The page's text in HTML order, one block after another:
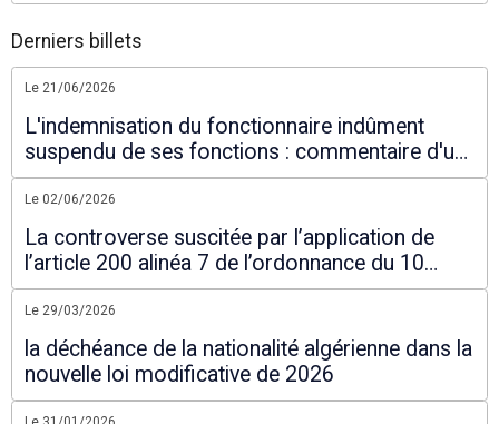
Derniers billets
Le 21/06/2026
L'indemnisation du fonctionnaire indûment
suspendu de ses fonctions : commentaire d'un
arrêt du Conseil d'Etat
Le 02/06/2026
La controverse suscitée par l’application de
l’article 200 alinéa 7 de l’ordonnance du 10
mars 2021
Le 29/03/2026
la déchéance de la nationalité algérienne dans la
nouvelle loi modificative de 2026